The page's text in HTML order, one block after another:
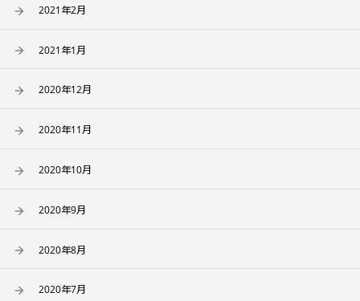
2021年2月
2021年1月
2020年12月
2020年11月
2020年10月
2020年9月
2020年8月
2020年7月